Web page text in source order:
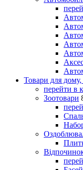
Товари для дому,
перейти в
Зоотовари